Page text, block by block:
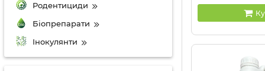
Родентициди
Біопрепарати
Інокулянти